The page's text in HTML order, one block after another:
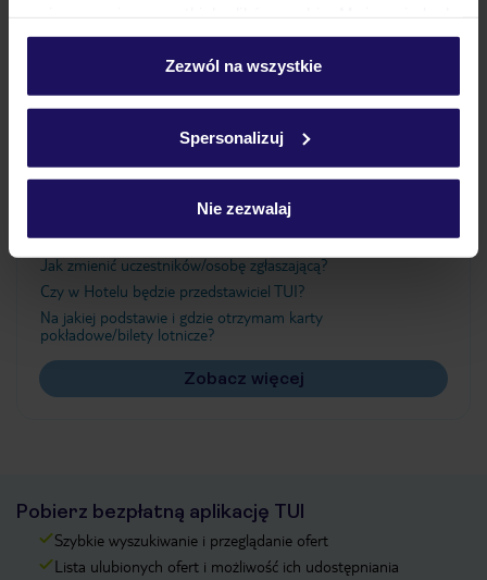
personalizować swój wybór wchodząc w zakładkę
Szczegółowe informacje o plikach cookie znajdziesz
Zezwól na wszystkie
Spersonalizuj
Nie zezwalaj
Ważne informacje
Jak zmienić uczestników/osobę zgłaszającą?
Czy w Hotelu będzie przedstawiciel TUI?
Na jakiej podstawie i gdzie otrzymam karty
pokładowe/bilety lotnicze?
Zobacz więcej
Pobierz bezpłatną aplikację TUI
Szybkie wyszukiwanie i przeglądanie ofert
Lista ulubionych ofert i możliwość ich udostępniania